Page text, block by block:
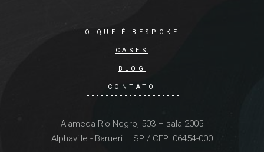
O QUE É BESPOKE
CASES
BLOG
CONTATO
Alameda Rio Negro, 503 – sala 2005
Alphaville - Barueri – SP / CEP: 06454-000